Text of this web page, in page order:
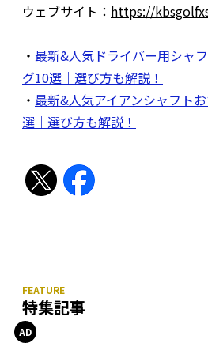
ウェブサイト： https://
・ 最新&人気ドライバー用シャ
グ10選｜選び方も解説！
・ 最新&人気アイアンシャフト
選｜選び方も解説！
特集記事